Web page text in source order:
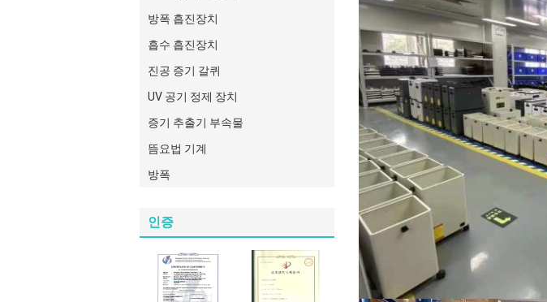
방폭 흡진장치
흡수 흡진장치
진공 증기 갈퀴
UV 공기 정제 장치
증기 추출기 부속물
뜸요법 기계
방폭
인증